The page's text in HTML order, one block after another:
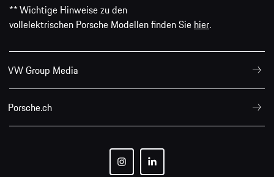
** Wichtige Hinweise zu den
vollelektrischen Porsche Modellen finden Sie hier.
VW Group Media
Porsche.ch